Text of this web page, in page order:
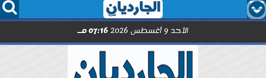
  
الأحد 9 أغسطس 2026 07:16 مـ